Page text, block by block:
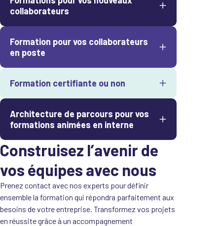
collaborateurs
Formation pour vos collaborateurs
en poste
Formation certifiante ou non
Architecture de parcours pour vos
formations animées en interne
Construisez l’avenir de
vos équipes avec nous
Prenez contact avec nos experts pour définir
ensemble la formation qui répondra parfaitement aux
besoins de votre entreprise. Transformez vos projets
en réussite grâce à un accompagnement